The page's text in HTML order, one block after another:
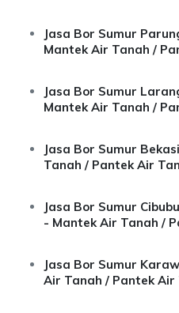
Jasa Bor Sumur
Mantek Air Tanah /
Jasa Bor Sumur
Mantek Air Tanah /
Jasa Bor Sumur
Tanah / Pantek Air
Jasa Bor Sumur
- Mantek Air Tanah /
Jasa Bor Sumur
Air Tanah / Pantek Air